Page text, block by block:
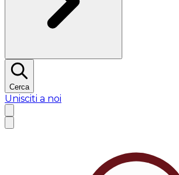
Cerca
Unisciti a noi